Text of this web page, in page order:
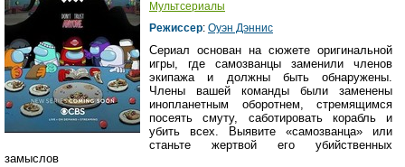
Мультсериалы
Режиссер: Оуэн Дэннис
Сериал основан на сюжете оригинальной
игры, где самозванцы заменили членов
экипажа и должны быть обнаружены.
Члены вашей команды были заменены
инопланетным оборотнем, стремящимся
посеять смуту, саботировать корабль и
убить всех. Выявите «самозванца» или
станьте жертвой его убийственных
замыслов